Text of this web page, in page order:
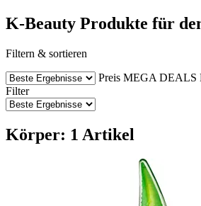
K-Beauty Produkte für
Filtern & sortieren
Preis MEGA DEALS
Filter
Körper: 1 Artikel